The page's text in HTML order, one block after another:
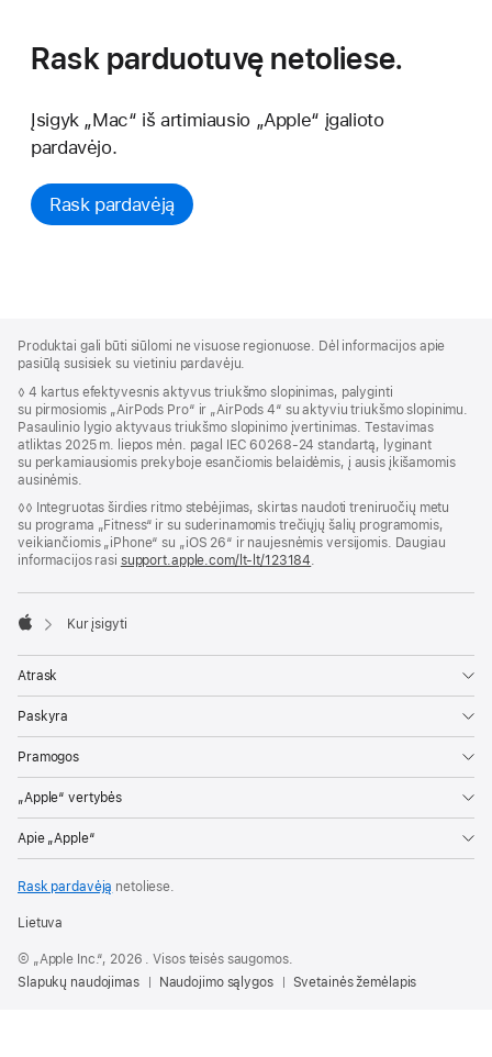
Rask parduotuvę netoliese.
Įsigyk „Mac“ iš artimiausio „Apple“ įgalioto
pardavėjo.
Rask pardavėją
Footer
Produktai gali būti siūlomi ne visuose regionuose. Dėl informacijos apie
pasiūlą susisiek su vietiniu pardavėju.
◊ 4 kartus efektyvesnis aktyvus triukšmo slopinimas, palyginti
su pirmosiomis „AirPods Pro“ ir „AirPods 4“ su aktyviu triukšmo slopinimu.
Pasaulinio lygio aktyvaus triukšmo slopinimo įvertinimas. Testavimas
atliktas 2025 m. liepos mėn. pagal IEC 60268-24 standartą, lyginant
su perkamiausiomis prekyboje esančiomis belaidėmis, į ausis įkišamomis
ausinėmis.
◊◊ Integruotas širdies ritmo stebėjimas, skirtas naudoti treniruočių metu
su programa „Fitness“ ir su suderinamomis trečiųjų šalių programomis,
veikiančiomis „iPhone“ su „iOS 26“ ir naujesnėmis versijomis. Daugiau
informacijos rasi support.apple.com/lt-lt/123184.

Kur įsigyti
Atrask
Paskyra
Pramogos
„Apple“ vertybės
Apie „Apple“
Rask pardavėją netoliese.
Lietuva
© „Apple Inc.“, 2026 . Visos teisės saugomos.
Slapukų naudojimas
Naudojimo sąlygos Svetainės žemėlapis